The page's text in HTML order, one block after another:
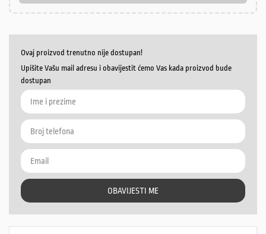
Ovaj proizvod trenutno nije dostupan!
Upišite Vašu mail adresu i obavijestit ćemo Vas kada proizvod bude
dostupan
OBAVIJESTI ME